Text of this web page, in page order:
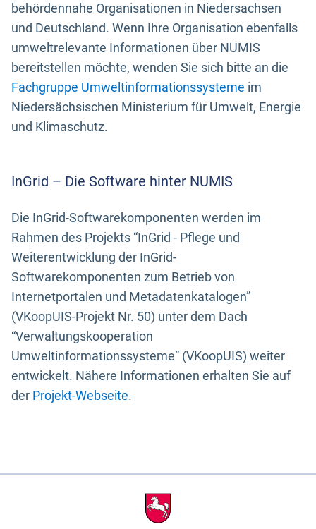
behördennahe Organisationen in Niedersachsen
und Deutschland. Wenn Ihre Organisation ebenfalls
umweltrelevante Informationen über NUMIS
bereitstellen möchte, wenden Sie sich bitte an die
Fachgruppe Umweltinformationssysteme im
Niedersächsischen Ministerium für Umwelt, Energie
und Klimaschutz.
InGrid – Die Software hinter NUMIS
Die InGrid-Softwarekomponenten werden im
Rahmen des Projekts “InGrid - Pflege und
Weiterentwicklung der InGrid-
Softwarekomponenten zum Betrieb von
Internetportalen und Metadatenkatalogen”
(VKoopUIS-Projekt Nr. 50) unter dem Dach
“Verwaltungskooperation
Umweltinformationssysteme” (VKoopUIS) weiter
entwickelt. Nähere Informationen erhalten Sie auf
der Projekt-Webseite.